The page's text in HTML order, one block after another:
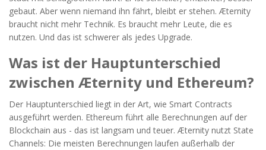
gebaut. Aber wenn niemand ihn fährt, bleibt er stehen. Æternity
braucht nicht mehr Technik. Es braucht mehr Leute, die es
nutzen. Und das ist schwerer als jedes Upgrade.
Was ist der Hauptunterschied
zwischen Æternity und Ethereum?
Der Hauptunterschied liegt in der Art, wie Smart Contracts
ausgeführt werden. Ethereum führt alle Berechnungen auf der
Blockchain aus - das ist langsam und teuer. Æternity nutzt State
Channels: Die meisten Berechnungen laufen außerhalb der